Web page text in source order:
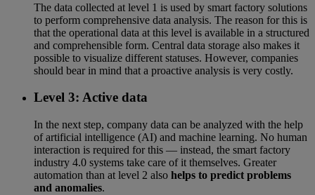
The data collected at level 1 is used by smart factory solutions
to perform comprehensive data analysis. The reason for this is
that the operational data at this level is available in a structured
and comprehensible form. Central data storage also makes it
possible to visualize different statuses. However, companies
should bear in mind that a proactive analysis is very costly.
Level 3: Active data
In the next step, company data can be analyzed with the help
of artificial intelligence (AI) and machine learning. No human
interaction is required for this — instead, the smart factory
industry 4.0 systems take care of it themselves. Greater
automation than at level 2 also helps to predict problems
and anomalies.